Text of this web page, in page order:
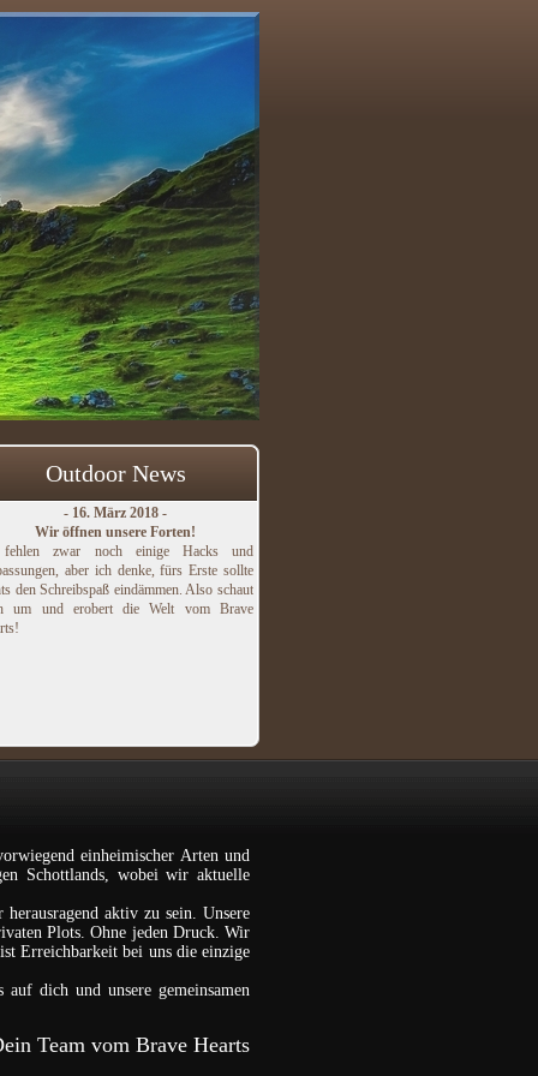
Outdoor News
- 16. März 2018 -
Wir öffnen unsere Forten!
zwar noch einige Hacks und
aber ich denke, fürs Erste sollte
den Schreibspaß eindämmen. Also schaut
um und erobert die Welt vom Brave
einheimischer Arten und
Schottlands, wobei wir aktuelle
aktiv zu sein. Unsere
Plots. Ohne jeden Druck. Wir
Erreichbarkeit bei uns die einzige
dich und unsere gemeinsamen
Team vom Brave Hearts